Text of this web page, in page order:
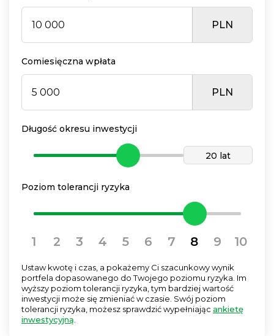
PLN
Comiesięczna wpłata
PLN
Długość okresu inwestycji
20 lat
Poziom tolerancji ryzyka
1 2 3 4 5 6 7 8 9 10
Ustaw kwotę i czas, a pokażemy Ci szacunkowy wynik
portfela dopasowanego do Twojego poziomu ryzyka. Im
wyższy poziom tolerancji ryzyka, tym bardziej wartość
inwestycji może się zmieniać w czasie. Swój poziom
tolerancji ryzyka, możesz sprawdzić wypełniając ankietę
inwestycyjną